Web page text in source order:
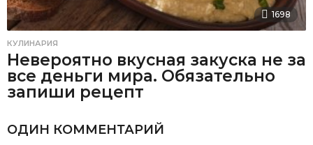
1698
КУЛИНАРИЯ
Невероятно вкусная закуска не за
все деньги мира. Обязательно
запиши рецепт
ОДИН КОММЕНТАРИЙ